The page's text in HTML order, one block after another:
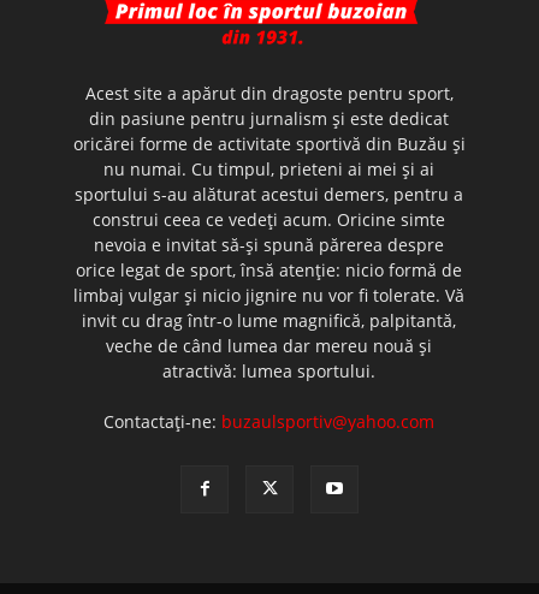
Acest site a apărut din dragoste pentru sport,
din pasiune pentru jurnalism şi este dedicat
oricărei forme de activitate sportivă din Buzău şi
nu numai. Cu timpul, prieteni ai mei şi ai
sportului s-au alăturat acestui demers, pentru a
construi ceea ce vedeţi acum. Oricine simte
nevoia e invitat să-şi spună părerea despre
orice legat de sport, însă atenţie: nicio formă de
limbaj vulgar şi nicio jignire nu vor fi tolerate. Vă
invit cu drag într-o lume magnifică, palpitantă,
veche de când lumea dar mereu nouă şi
atractivă: lumea sportului.
Contactați-ne: buzaulsportiv@yahoo.com